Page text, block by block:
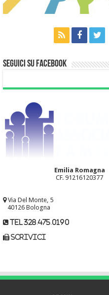
Seguici su Facebook
Emilia Romagna
CF. 91216120377
Via Del Monte, 5
40126 Bologna
tel 328.475.0190
scrivici